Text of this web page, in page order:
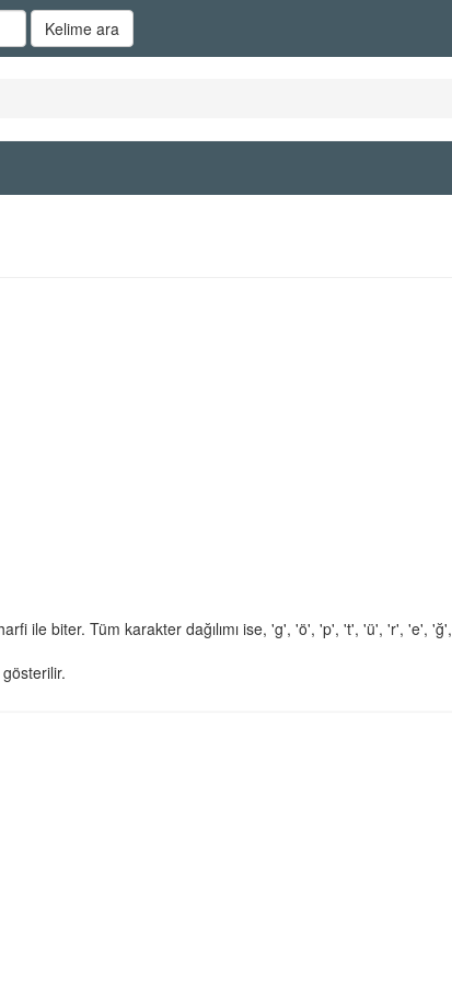
Kelime ara
ile biter. Tüm karakter dağılımı ise, 'g', 'ö', 'p', 't', 'ü', 'r', 'e', 'ğ',